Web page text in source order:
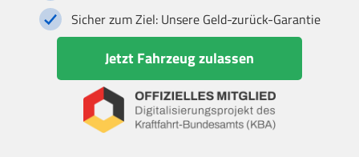
Sicher zum Ziel: Unsere Geld-zurück-Garantie
Jetzt Fahrzeug zulassen